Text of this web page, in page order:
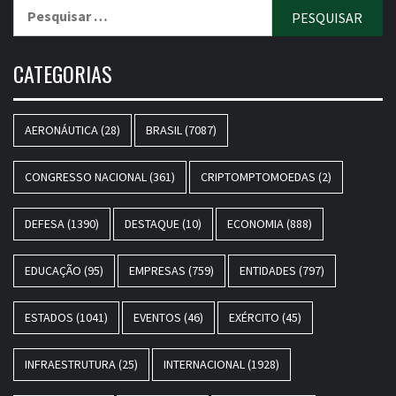
CATEGORIAS
AERONÁUTICA(28) BRASIL(7087)
CONGRESSO NACIONAL(361) CRIPTOMPTOMOEDAS (2)
DEFESA(1390) DESTAQUE(10) ECONOMIA(888)
EDUCAÇÃO (95) EMPRESAS (759) ENTIDADES (797)
ESTADOS (1041) EVENTOS (46) EXÉRCITO (45)
INFRAESTRUTURA(25) INTERNACIONAL(1928)